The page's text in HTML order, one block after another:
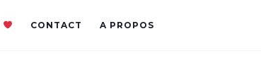
CONTACT A PROPOS